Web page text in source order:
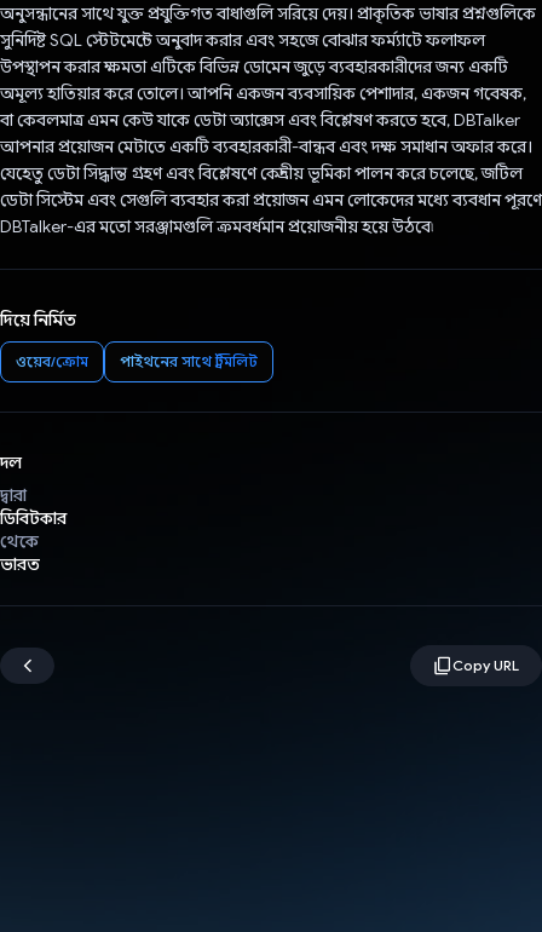
অনুসন্ধানের সাথে যুক্ত প্রযুক্তিগত বাধাগুলি সরিয়ে দেয়। প্রাকৃতিক ভাষার প্রশ্নগুলিকে
সুনির্দিষ্ট SQL স্টেটমেন্টে অনুবাদ করার এবং সহজে বোঝার ফর্ম্যাটে ফলাফল
উপস্থাপন করার ক্ষমতা এটিকে বিভিন্ন ডোমেন জুড়ে ব্যবহারকারীদের জন্য একটি
অমূল্য হাতিয়ার করে তোলে। আপনি একজন ব্যবসায়িক পেশাদার, একজন গবেষক,
বা কেবলমাত্র এমন কেউ যাকে ডেটা অ্যাক্সেস এবং বিশ্লেষণ করতে হবে, DBTalker
আপনার প্রয়োজন মেটাতে একটি ব্যবহারকারী-বান্ধব এবং দক্ষ সমাধান অফার করে।
যেহেতু ডেটা সিদ্ধান্ত গ্রহণ এবং বিশ্লেষণে কেন্দ্রীয় ভূমিকা পালন করে চলেছে, জটিল
ডেটা সিস্টেম এবং সেগুলি ব্যবহার করা প্রয়োজন এমন লোকেদের মধ্যে ব্যবধান পূরণে
DBTalker-এর মতো সরঞ্জামগুলি ক্রমবর্ধমান প্রয়োজনীয় হয়ে উঠবে৷
দিয়ে নির্মিত
ওয়েব/ক্রোম পাইথনের সাথে স্ট্রিমলিট
দল
দ্বারা
ডিবিটকার
থেকে
ভারত